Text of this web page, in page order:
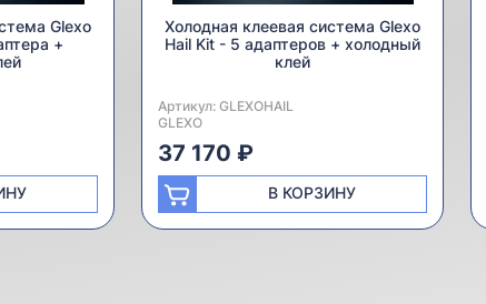
Glexo
+
Холодная клеевая система Glexo
Hail Kit - 5 адаптеров + холодный
клей
Артикул: GLEXOHAIL
Производитель:
GLEXO
37 170 ₽
В КОРЗИНУ